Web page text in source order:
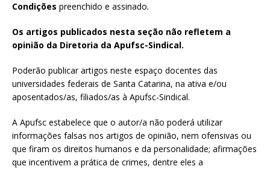
Condições preenchido e assinado.
Os artigos publicados nesta seção não refletem a
opinião da Diretoria da Apufsc-Sindical.
Poderão publicar artigos neste espaço docentes das
universidades federais de Santa Catarina, na ativa e/ou
aposentados/as, filiados/as à Apufsc-Sindical.
A Apufsc estabelece que o autor/a não poderá utilizar
informações falsas nos artigos de opinião, nem ofensivas ou
que firam os direitos humanos e da personalidade; afirmações
que incentivem a prática de crimes, dentre eles a